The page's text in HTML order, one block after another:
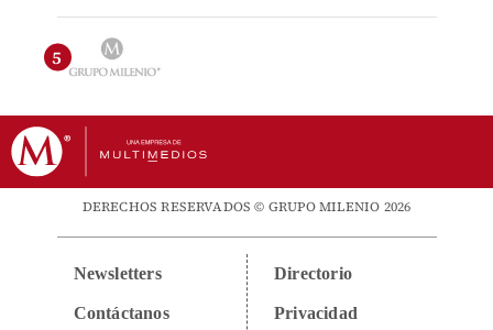
DERECHOS RESERVADOS © GRUPO MILENIO 2026
Newsletters
Contáctanos
Directorio
Privacidad